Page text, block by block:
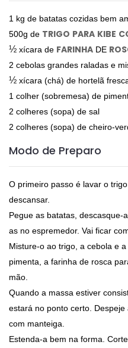
1 kg de batatas cozidas bem
500g de TRIGO PARA KIBE
½ xícara de FARINHA DE
2 cebolas grandes raladas e
½ xícara (chá) de hortelã
1 colher (sobremesa) de
2 colheres (sopa) de sal
2 colheres (sopa) de cheiro-
Modo de Preparo
O primeiro passo é lavar o
descansar.
Pegue as batatas, descasque-
as no espremedor. Vai ficar
Misture-o ao trigo, a cebola e
pimenta, a farinha de rosca
mão.
Quando a massa estiver
estará no ponto certo.
com manteiga.
Estenda-a bem na forma.